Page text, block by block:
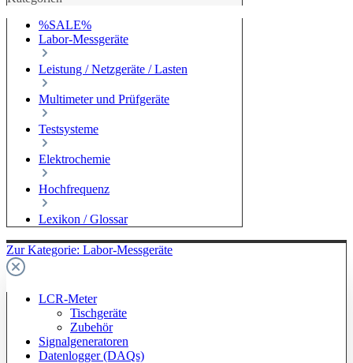
%SALE%
Labor-Messgeräte
Leistung / Netzgeräte / Lasten
Multimeter und Prüfgeräte
Testsysteme
Elektrochemie
Hochfrequenz
Lexikon / Glossar
Zur Kategorie: Labor-Messgeräte
LCR-Meter
Tischgeräte
Zubehör
Signalgeneratoren
Datenlogger (DAQs)